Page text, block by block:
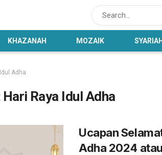
KHAZANAH MOZAIK SYARIAH
Adha
Raya Idul Adha
Ucapan
Adha 2024